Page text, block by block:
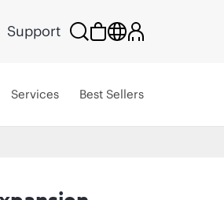
Support
Services Best Sellers